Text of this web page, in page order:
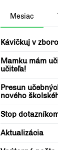
Mesiac
Kávičkuj v
Mamku mám
učiteľa!
Presun
nového
Stop
Aktualizácia